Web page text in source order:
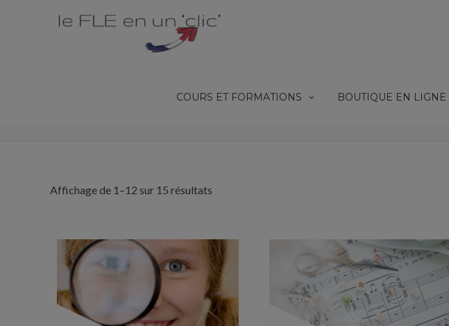
COURS ET FORMATIONS BOUTIQUE EN LIGNE
Affichage de 1–12 sur 15 résultats